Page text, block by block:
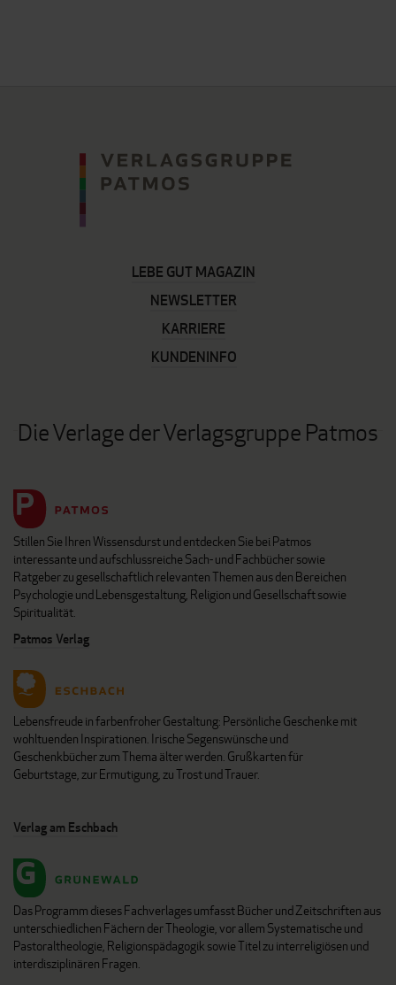
LEBE GUT MAGAZIN
NEWSLETTER
KARRIERE
KUNDENINFO
Die Verlage der Verlagsgruppe Patmos
Stillen Sie Ihren Wissensdurst und entdecken Sie bei Patmos
interessante und aufschlussreiche Sach- und Fachbücher sowie
Ratgeber zu gesellschaftlich relevanten Themen aus den Bereichen
Psychologie und Lebensgestaltung, Religion und Gesellschaft sowie
Spiritualität.
Patmos Verlag
Lebensfreude in farbenfroher Gestaltung: Persönliche Geschenke mit
wohltuenden Inspirationen. Irische Segenswünsche und
Geschenkbücher zum Thema älter werden. Grußkarten für
Geburtstage, zur Ermutigung, zu Trost und Trauer.
Verlag am Eschbach
Das Programm dieses Fachverlages umfasst Bücher und Zeitschriften aus
unterschiedlichen Fächern der Theologie, vor allem Systematische und
Pastoraltheologie, Religionspädagogik sowie Titel zu interreligiösen und
interdisziplinären Fragen.